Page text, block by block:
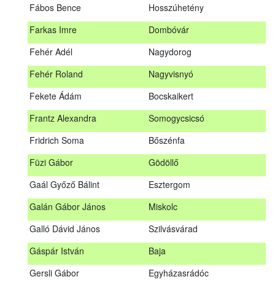
Fábos Bence
Hosszúhetény
Farkas Imre
Dombóvár
Fehér Adél
Nagydorog
Fehér Roland
Nagyvisnyó
Fekete Ádám
Bocskaikert
Frantz Alexandra
Somogycsicsó
Fridrich Soma
Bőszénfa
Füzi Gábor
Gödöllő
Gaál Győző Bálint
Esztergom
Galán Gábor János
Miskolc
Galló Dávid János
Szilvásvárad
Gáspár István
Baja
Gersli Gábor
Egyházasrádóc
Daraboshegy
Erdőhorváti
Taliándörögd
Dombóvár
Fekete Ádám
Bocskaikert
Gaál Győző Bálint
Esztergom